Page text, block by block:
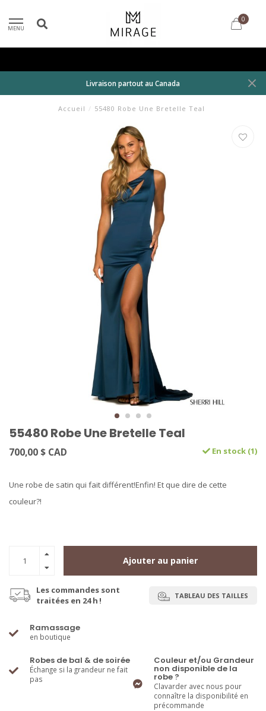
MENU
0
Livraison partout au Canada
Accueil / 55480 Robe Une Bretelle Teal
55480 Robe Une Bretelle Teal
700,00 $ CAD En stock (1)
Une robe de satin qui fait différent!Enfin! Et que dire de cette
couleur?!
Ajouter au panier
Les commandes sont
traitées en 24 h !
TABLEAU DES TAILLES
Ramassage
en boutique
Robes de bal & de soirée
Échange si la grandeur ne fait
pas
Couleur et/ou Grandeur
non disponible de la
robe ?
Clavarder avec nous pour
connaître la disponibilité en
précommande